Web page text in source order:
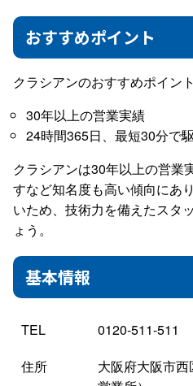
おすすめポイント
クラシアンのおすすめポイント
30年以上の営業実績
24時間365日、最短30分で
クラシアンは30年以上の営業
すなど知名度も高い傾向にあ
いため、技術力を備えたスタ
ょう。
基本情報
TEL
0120-511-511
住所
大阪府大阪市